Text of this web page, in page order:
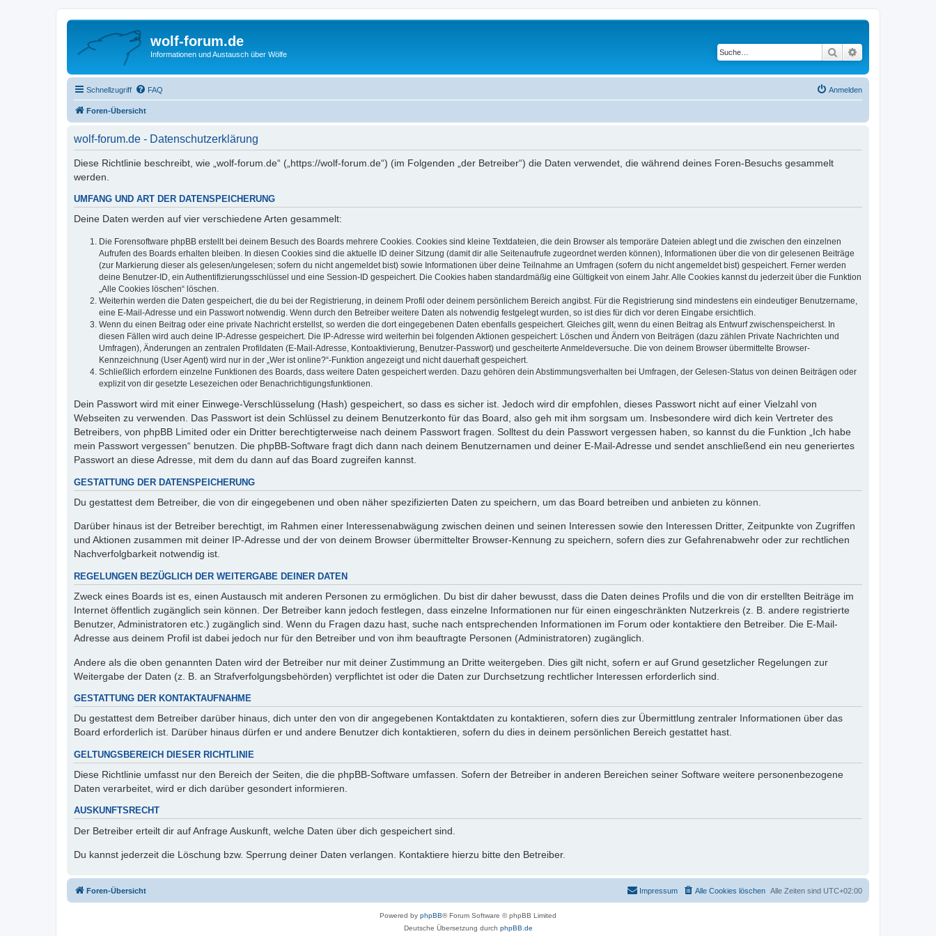
wolf-forum.de
Informationen und Austausch über Wölfe Suche
Schnellzugriff FAQ Anmelden
Foren-Übersicht
wolf-forum.de - Datenschutzerklärung
Diese Richtlinie beschreibt, wie „wolf-forum.de“ („https://wolf-forum.de“) (im Folgenden „der Betreiber“) die Daten verwendet, die während deines Foren-Besuchs gesammelt
werden.
UMFANG UND ART DER DATENSPEICHERUNG
Deine Daten werden auf vier verschiedene Arten gesammelt:
Die Forensoftware phpBB erstellt bei deinem Besuch des Boards mehrere Cookies. Cookies sind kleine Textdateien, die dein Browser als temporäre Dateien ablegt und die zwischen den einzelnen
Aufrufen des Boards erhalten bleiben. In diesen Cookies sind die aktuelle ID deiner Sitzung (damit dir alle Seitenaufrufe zugeordnet werden können), Informationen über die von dir gelesenen Beiträge
(zur Markierung dieser als gelesen/ungelesen; sofern du nicht angemeldet bist) sowie Informationen über deine Teilnahme an Umfragen (sofern du nicht angemeldet bist) gespeichert. Ferner werden
deine Benutzer-ID, ein Authentifizierungsschlüssel und eine Session-ID gespeichert. Die Cookies haben standardmäßig eine Gültigkeit von einem Jahr. Alle Cookies kannst du jederzeit über die Funktion
„Alle Cookies löschen“ löschen.
Weiterhin werden die Daten gespeichert, die du bei der Registrierung, in deinem Profil oder deinem persönlichem Bereich angibst. Für die Registrierung sind mindestens ein eindeutiger Benutzername,
eine E-Mail-Adresse und ein Passwort notwendig. Wenn durch den Betreiber weitere Daten als notwendig festgelegt wurden, so ist dies für dich vor deren Eingabe ersichtlich.
Wenn du einen Beitrag oder eine private Nachricht erstellst, so werden die dort eingegebenen Daten ebenfalls gespeichert. Gleiches gilt, wenn du einen Beitrag als Entwurf zwischenspeicherst. In
diesen Fällen wird auch deine IP-Adresse gespeichert. Die IP-Adresse wird weiterhin bei folgenden Aktionen gespeichert: Löschen und Ändern von Beiträgen (dazu zählen Private Nachrichten und
Umfragen), Änderungen an zentralen Profildaten (E-Mail-Adresse, Kontoaktivierung, Benutzer-Passwort) und gescheiterte Anmeldeversuche. Die von deinem Browser übermittelte Browser-
Kennzeichnung (User Agent) wird nur in der „Wer ist online?“-Funktion angezeigt und nicht dauerhaft gespeichert.
Schließlich erfordern einzelne Funktionen des Boards, dass weitere Daten gespeichert werden. Dazu gehören dein Abstimmungsverhalten bei Umfragen, der Gelesen-Status von deinen Beiträgen oder
explizit von dir gesetzte Lesezeichen oder Benachrichtigungsfunktionen.
Dein Passwort wird mit einer Einwege-Verschlüsselung (Hash) gespeichert, so dass es sicher ist. Jedoch wird dir empfohlen, dieses Passwort nicht auf einer Vielzahl von
Webseiten zu verwenden. Das Passwort ist dein Schlüssel zu deinem Benutzerkonto für das Board, also geh mit ihm sorgsam um. Insbesondere wird dich kein Vertreter des
Betreibers, von phpBB Limited oder ein Dritter berechtigterweise nach deinem Passwort fragen. Solltest du dein Passwort vergessen haben, so kannst du die Funktion „Ich habe
mein Passwort vergessen“ benutzen. Die phpBB-Software fragt dich dann nach deinem Benutzernamen und deiner E-Mail-Adresse und sendet anschließend ein neu generiertes
Passwort an diese Adresse, mit dem du dann auf das Board zugreifen kannst.
GESTATTUNG DER DATENSPEICHERUNG
Du gestattest dem Betreiber, die von dir eingegebenen und oben näher spezifizierten Daten zu speichern, um das Board betreiben und anbieten zu können.
Darüber hinaus ist der Betreiber berechtigt, im Rahmen einer Interessenabwägung zwischen deinen und seinen Interessen sowie den Interessen Dritter, Zeitpunkte von Zugriffen
und Aktionen zusammen mit deiner IP-Adresse und der von deinem Browser übermittelter Browser-Kennung zu speichern, sofern dies zur Gefahrenabwehr oder zur rechtlichen
Nachverfolgbarkeit notwendig ist.
REGELUNGEN BEZÜGLICH DER WEITERGABE DEINER DATEN
Zweck eines Boards ist es, einen Austausch mit anderen Personen zu ermöglichen. Du bist dir daher bewusst, dass die Daten deines Profils und die von dir erstellten Beiträge im
Internet öffentlich zugänglich sein können. Der Betreiber kann jedoch festlegen, dass einzelne Informationen nur für einen eingeschränkten Nutzerkreis (z. B. andere registrierte
Benutzer, Administratoren etc.) zugänglich sind. Wenn du Fragen dazu hast, suche nach entsprechenden Informationen im Forum oder kontaktiere den Betreiber. Die E-Mail-
Adresse aus deinem Profil ist dabei jedoch nur für den Betreiber und von ihm beauftragte Personen (Administratoren) zugänglich.
Andere als die oben genannten Daten wird der Betreiber nur mit deiner Zustimmung an Dritte weitergeben. Dies gilt nicht, sofern er auf Grund gesetzlicher Regelungen zur
Weitergabe der Daten (z. B. an Strafverfolgungsbehörden) verpflichtet ist oder die Daten zur Durchsetzung rechtlicher Interessen erforderlich sind.
GESTATTUNG DER KONTAKTAUFNAHME
Du gestattest dem Betreiber darüber hinaus, dich unter den von dir angegebenen Kontaktdaten zu kontaktieren, sofern dies zur Übermittlung zentraler Informationen über das
Board erforderlich ist. Darüber hinaus dürfen er und andere Benutzer dich kontaktieren, sofern du dies in deinem persönlichen Bereich gestattet hast.
GELTUNGSBEREICH DIESER RICHTLINIE
Diese Richtlinie umfasst nur den Bereich der Seiten, die die phpBB-Software umfassen. Sofern der Betreiber in anderen Bereichen seiner Software weitere personenbezogene
Daten verarbeitet, wird er dich darüber gesondert informieren.
AUSKUNFTSRECHT
Der Betreiber erteilt dir auf Anfrage Auskunft, welche Daten über dich gespeichert sind.
Du kannst jederzeit die Löschung bzw. Sperrung deiner Daten verlangen. Kontaktiere hierzu bitte den Betreiber.
Foren-Übersicht Alle Zeiten sind UTC+02:00
Alle Cookies löschen
Impressum
Powered by phpBB® Forum Software © phpBB Limited
Deutsche Übersetzung durch phpBB.de